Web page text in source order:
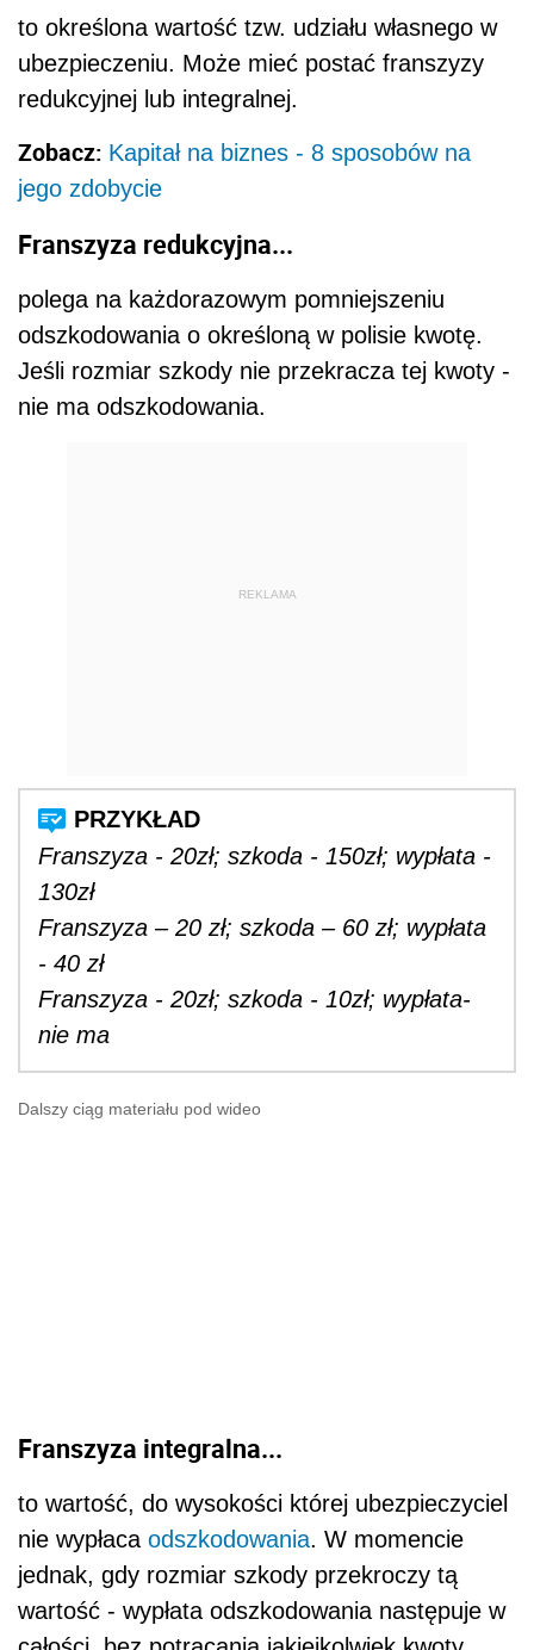
to określona wartość tzw. udziału własnego w
ubezpieczeniu. Może mieć postać franszyzy
redukcyjnej lub integralnej.
Zobacz: Kapitał na biznes - 8 sposobów na
jego zdobycie
Franszyza redukcyjna...
polega na każdorazowym pomniejszeniu
odszkodowania o określoną w polisie kwotę.
Jeśli rozmiar szkody nie przekracza tej kwoty -
nie ma odszkodowania.
REKLAMA
Franszyza - 20zł; szkoda - 150zł; wypłata -
130zł
Franszyza – 20 zł; szkoda – 60 zł; wypłata
- 40 zł
Franszyza - 20zł; szkoda - 10zł; wypłata-
nie ma
Dalszy ciąg materiału pod wideo
Franszyza integralna...
to wartość, do wysokości której ubezpieczyciel
nie wypłaca odszkodowania. W momencie
jednak, gdy rozmiar szkody przekroczy tą
wartość - wypłata odszkodowania następuje w